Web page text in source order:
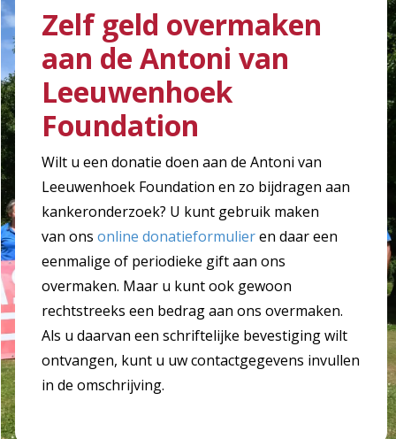
Zelf geld overmaken
aan de Antoni van
Leeuwenhoek
Foundation
Wilt u een donatie doen aan de Antoni van
Leeuwenhoek Foundation en zo bijdragen aan
kankeronderzoek? U kunt gebruik maken
van ons online donatieformulieren daar een
eenmalige of periodieke gift aan ons
overmaken. Maar u kunt ook gewoon
rechtstreeks een bedrag aan ons overmaken.
Als u daarvan een schriftelijke bevestiging wilt
ontvangen, kunt u uw contactgegevens invullen
in de omschrijving.